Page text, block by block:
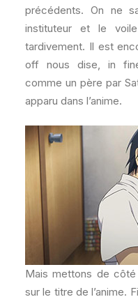
précédents. On ne
instituteur et le
tardivement. Il est
off nous dise, in
comme un père par
apparu dans l’anime.
Mais mettons de
sur le titre de l’anime.